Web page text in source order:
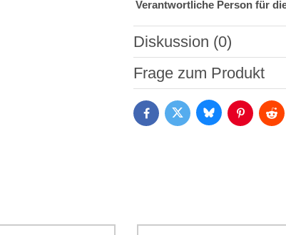
Verantwortliche Person für
Diskussion (0)
Neuer Kommentar
Daten zum Zwecke der
Frage zum Produkt
FacebookTwitter BlueskyPinterest